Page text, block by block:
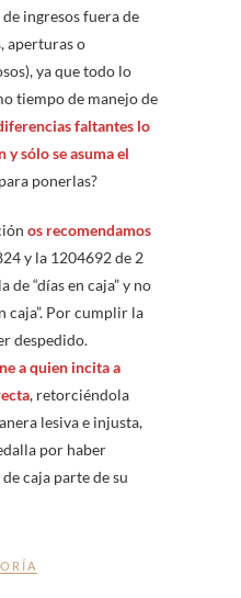
de ingresos fuera de
aperturas o
ya que todo lo
tiempo de manejo de
faltantes lo
y sólo se asuma el
ponerlas?
os recomendamos
y la 1204692 de 2
de “días en caja” y no
caja”. Por cumplir la
despedido.
a quien incita a
, retorciéndola
lesiva e injusta,
por haber
caja parte de su